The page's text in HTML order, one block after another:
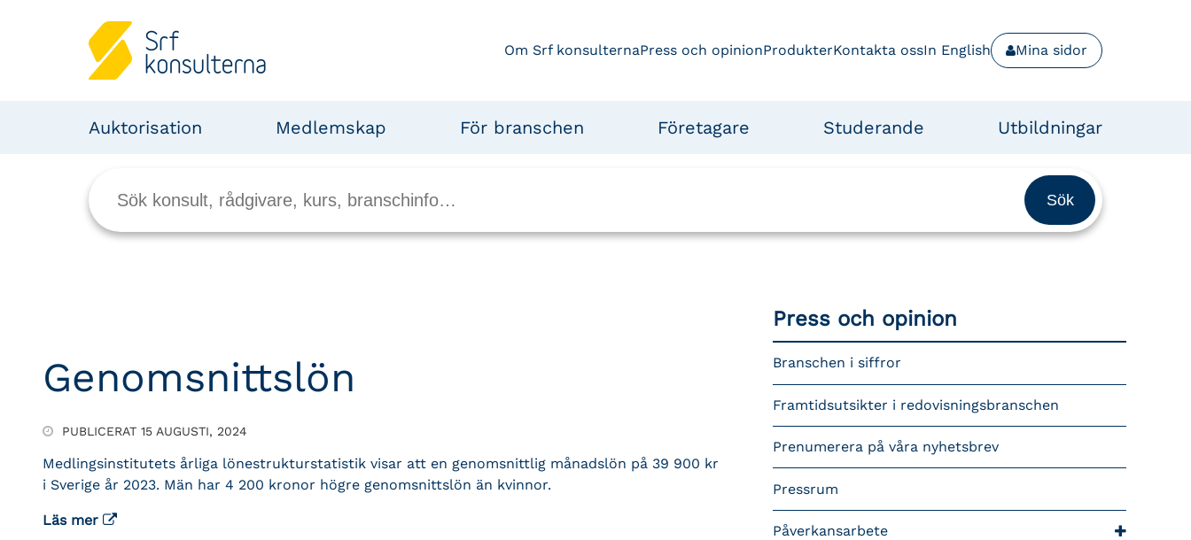
Om Srf konsulternaPress och opinionProdukterKontakta ossIn English Mina sidor
Auktorisation Medlemskap För branschen Företagare Studerande Utbildningar
Genomsnittslön
PUBLICERAT 15 AUGUSTI, 2024
Medlingsinstitutets årliga lönestrukturstatistik visar att en genomsnittlig månadslön på 39 900 kr
i Sverige år 2023. Män har 4 200 kronor högre genomsnittslön än kvinnor.
Läs mer
Press och opinion
Branschen i siffror
Framtidsutsikter i redovisningsbranschen
Prenumerera på våra nyhetsbrev
Pressrum
Påverkansarbete